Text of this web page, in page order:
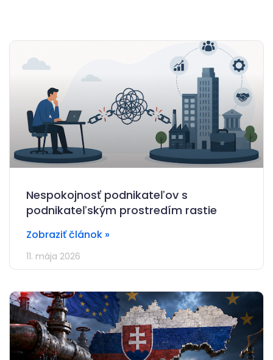
Nespokojnosť podnikateľov s
podnikateľským prostredím rastie
Zobraziť článok »
11. mája 2026